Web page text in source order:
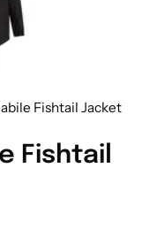
Fishtail Jacket
Fishtail